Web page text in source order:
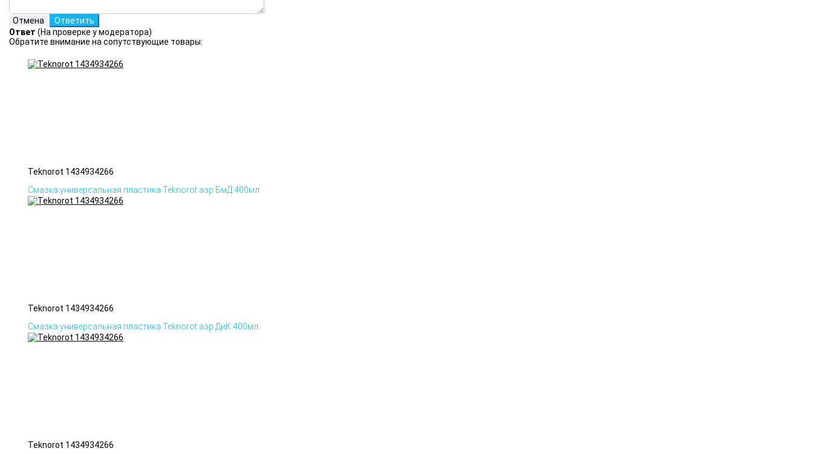
Ответ (На проверке у модератора)
Обратите внимание на сопутствующие товары:
Teknorot 1434934266
Смазка универсальная пластика Teknorot аэр БмД 400мл
Teknorot 1434934266
Смазка универсальная пластика Teknorot аэр ДиК 400мл
Teknorot 1434934266